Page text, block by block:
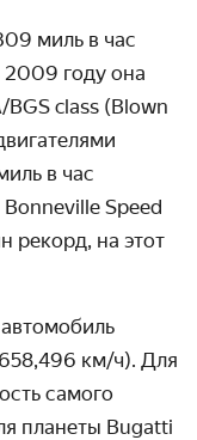
миль в час
2009 году она
BGS class (Blown
в час
Bonneville Speed
рекорд, на этот
км/ч). Для
самого
планеты Bugatti